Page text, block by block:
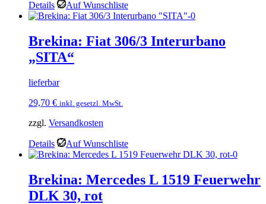
Details Auf Wunschliste
Brekina: Fiat 306/3 Interurbano
„SITA“
lieferbar
29,70 € inkl. gesetzl. MwSt.
zzgl. Versandkosten
Details Auf Wunschliste
Brekina: Mercedes L 1519 Feuerwehr
DLK 30, rot